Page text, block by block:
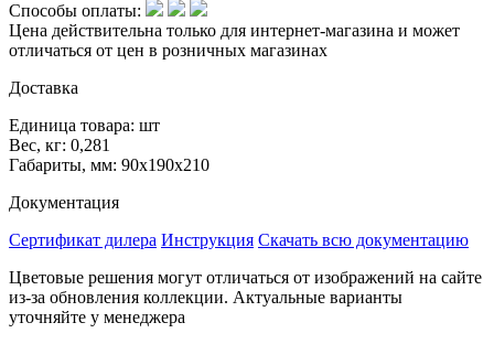
Способы оплаты:
Цена действительна только для интернет-магазина и может
отличаться от цен в розничных магазинах
Доставка
Единица товара: шт
Вес, кг: 0,281
Габариты, мм: 90х190х210
Документация
Сертификат дилера Инструкция Скачать всю документацию
Цветовые решения могут отличаться от изображений на сайте
из-за обновления коллекции. Актуальные варианты
уточняйте у менеджера